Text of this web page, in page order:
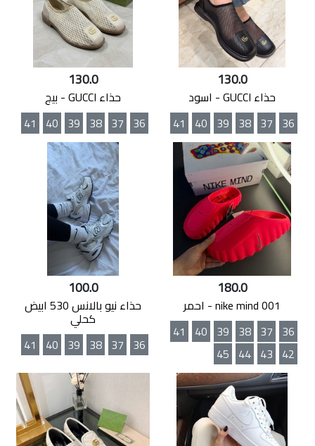
130.0
حذاء GUCCI - اسود
36
37
38
39
40
41
130.0
حذاء GUCCI - بيج
36
37
38
39
40
41
180.0
nike mind 001 - احمر
36
37
38
39
40
41
42
43
44
45
100.0
حذاء نيو بالانس 530 ابيض
كحلي
36
37
38
39
40
41